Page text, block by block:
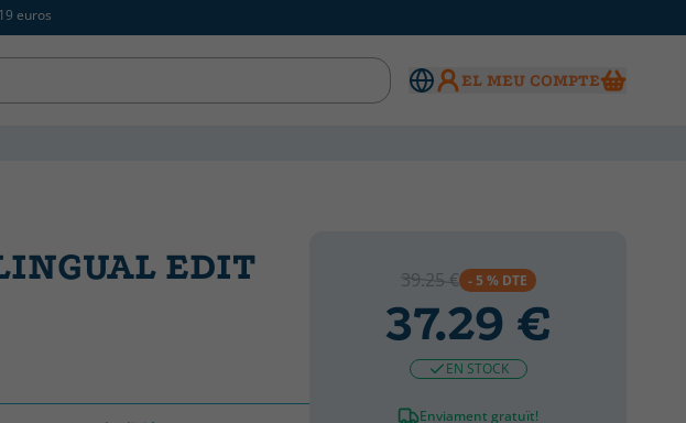
euros
EL MEU COMPTE
EDIT 39.25 € - 5 % DTE
37.29 €
EN STOCK
Enviament gratuït!